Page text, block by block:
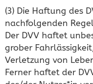
(3) Die Haftung des
nachfolgenden
Der DVV haftet
grober
Verletzung von
Ferner haftet der